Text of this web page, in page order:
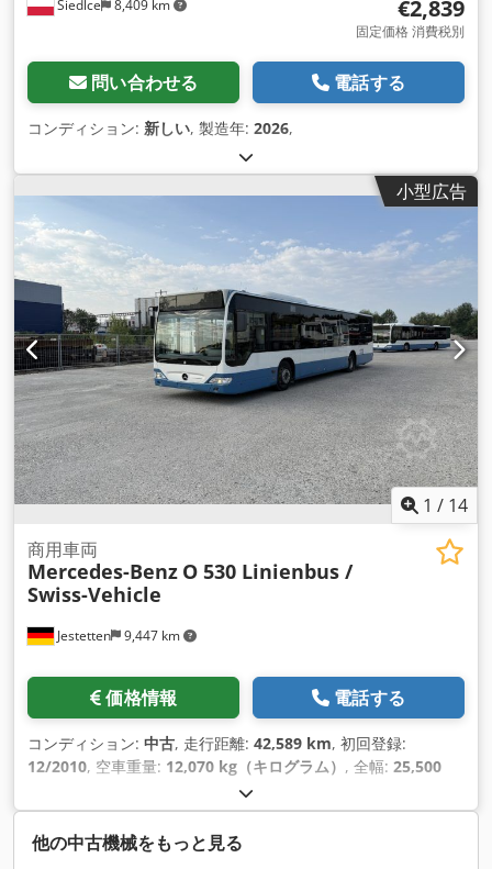
Siedlce 8,409 km €2,839
固定価格 消費税別
問い合わせる 電話する
コンディション: 新しい, 製造年: 2026,
小型広告
1 / 14
Jestetten 9,447 km
商用車両
Mercedes-Benz O 530 Linienbus /
Swiss-Vehicle
価格情報 電話する
コンディション: 中古, 走行距離: 42,589 km, 初回登録:
12/2010, 空車重量: 12,070 kg（キログラム） , 全幅: 25,500
, 変速方式:
類:ディーゼル, 排出クラス:ユーロ5, 出力:300 キロワット
(407.89 馬力), 最大積載重量:5,930 kg（キログラム）
査（TÜV）:03/2026 , サスペンション:
他の中古機械をもっと見る